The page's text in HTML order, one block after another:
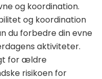
og koordination.
og koordination
du forbedre din evne
aktiviteter.
for ældre
risikoen for